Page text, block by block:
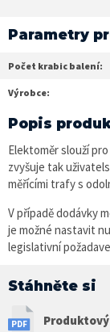
Parametry
Počet krabic balení:
Výrobce:
Popis
Elektoměr slouží
zvyšuje tak
měřícími trafy s
V případě dodávky
je možné nastavit
legislativní
Stáhněte si